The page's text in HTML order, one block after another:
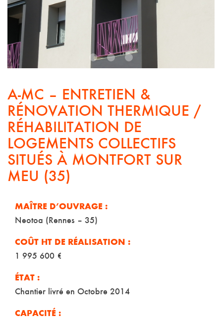
A-MC – ENTRETIEN &
RÉNOVATION THERMIQUE /
RÉHABILITATION DE
LOGEMENTS COLLECTIFS
SITUÉS À MONTFORT SUR
MEU (35)
MAÎTRE D’OUVRAGE :
Neotoa (Rennes – 35)
COÛT HT DE RÉALISATION :
1 995 600 €
ÉTAT :
Chantier livré en Octobre 2014
CAPACITÉ :
1 2